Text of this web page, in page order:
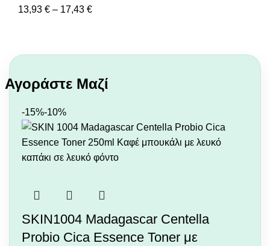
13,93 € – 17,43 €
-15%-10%
SKIN1004 Madagascar Centella
Probio Cica Essence Toner με